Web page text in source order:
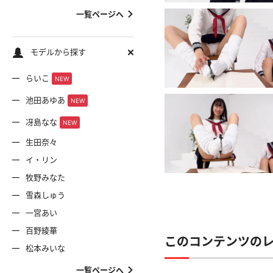
一覧ページへ
モデルから探す
らいこ NEW
池田あゆあ NEW
冴島なな NEW
生田奈々
イ・リン
牧野みなた
雪森しゅう
一宮あい
百野綾華
松本みいな
一覧ページへ
このコンテンツの